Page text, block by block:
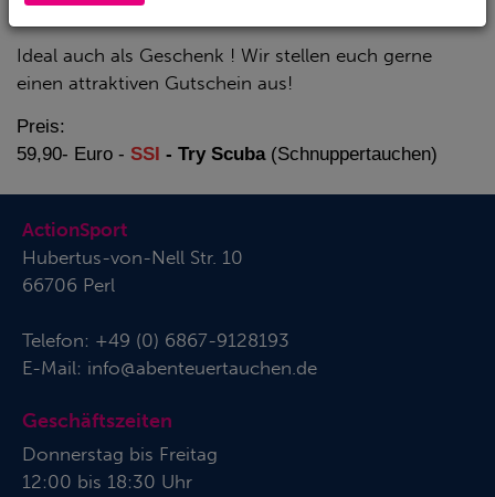
möglich - fragt einfach bei uns nach!
Ideal auch als Geschenk ! Wir stellen euch gerne
einen attraktiven Gutschein aus!
Preis:
59,90- Euro - SSI - Try Scuba(Schnuppertauchen)
ActionSport
Hubertus-von-Nell Str. 10
66706 Perl
Telefon: +49 (0) 6867-9128193
E-Mail: info@abenteuertauchen.de
Geschäftszeiten
Donnerstag bis Freitag
12:00 bis 18:30 Uhr